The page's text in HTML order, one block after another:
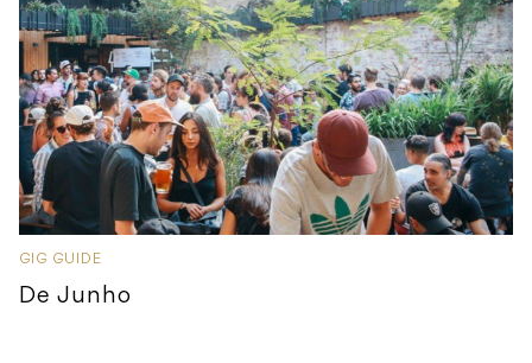
GIG GUIDE
De Junho